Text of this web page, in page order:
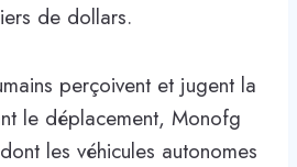
de dollars.
perçoivent et jugent la
le déplacement, Monofg
les véhicules autonomes